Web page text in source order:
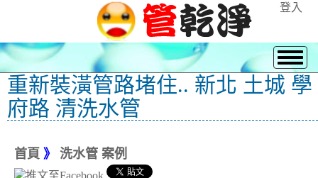
登入
重新裝潢管路堵住.. 新北 土城 學
府路 清洗水管
首頁 》 洗水管 案例